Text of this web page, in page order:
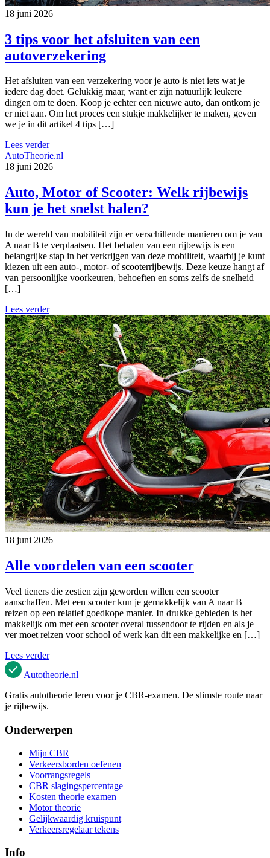
18 juni 2026
3 tips voor het afsluiten van een
autoverzekering
Het afsluiten van een verzekering voor je auto is niet iets wat je
iedere dag doet. Gelukkig maar, want er zijn natuurlijk leukere
dingen om te doen. Koop je echter een nieuwe auto, dan ontkom je
er niet aan. Om het proces een stukje makkelijker te maken, geven
we je in dit artikel 4 tips […]
Lees verder
AutoTheorie.nl
18 juni 2026
Auto, Motor of Scooter: Welk rijbewijs
kun je het snelst halen?
In de wereld van mobiliteit zijn er verschillende manieren om je van
A naar B te verplaatsen. Het behalen van een rijbewijs is een
belangrijke stap in het verkrijgen van deze mobiliteit, waarbij je kunt
kiezen uit een auto-, motor- of scooterrijbewijs. Deze keuze hangt af
van persoonlijke voorkeuren, behoeften en soms zelfs de snelheid
[…]
Lees verder
18 juni 2026
Alle voordelen van een scooter
Veel tieners die zestien zijn geworden willen een scooter
aanschaffen. Met een scooter kun je gemakkelijk van A naar B
reizen op een relatief goedkope manier. In drukke gebieden is het
makkelijk om met een scooter overal tussendoor te rijden en als je
ver moet reizen voor school of werk kan dit een makkelijke en […]
Lees verder
Autotheorie.nl
Gratis autotheorie leren voor je CBR-examen. De slimste route naar
je rijbewijs.
Onderwerpen
Mijn CBR
Verkeersborden oefenen
Voorrangsregels
CBR slagingspercentage
Kosten theorie examen
Motor theorie
Gelijkwaardig kruispunt
Verkeersregelaar tekens
Info